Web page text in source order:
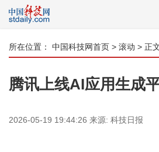
所在位置： 中国科技网首页 > 滚动 > 正
腾讯上线AI应用生成
2026-05-19 19:44:26 来源: 科技日报